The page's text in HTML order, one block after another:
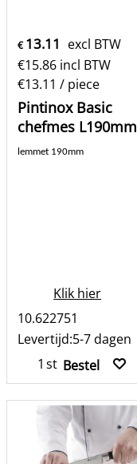
€ 13.11 excl BTW
€15.86 incl BTW
€13.11 / piece
Pintinox Basic
chefmes L190mm
lemmet 190mm
Klik hier
10.622751
Levertijd:5-7 dagen
st Bestel